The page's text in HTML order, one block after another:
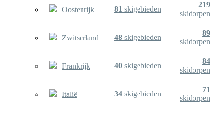
Oostenrijk 81 skigebieden
219
skidorpen
Zwitserland 48 skigebieden
89
skidorpen
Frankrijk 40 skigebieden
84
skidorpen
Italië 34 skigebieden
71
skidorpen